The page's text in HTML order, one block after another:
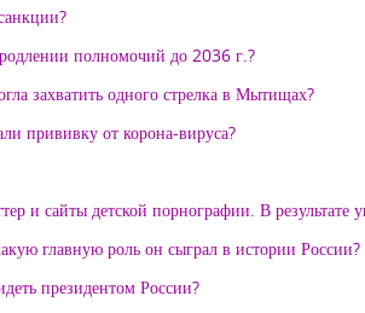
полномочий до 2036 г.?
захватить одного стрелка в Мытищах?
прививку от корона-вируса?
и сайты детской порнографии. В
главную роль он сыграл в истории России?
президентом России?